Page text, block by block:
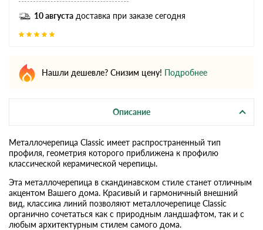
10 августа доставка при заказе сегодня
Нашли дешевле? Снизим цену! Подробнее
Описание
Металлочерепица Classic имеет распространенный тип
профиля, геометрия которого приближена к профилю
классической керамической черепицы.
Эта металлочерепица в скандинавском стиле станет отличным
акцентом Вашего дома. Красивый и гармоничный внешний
вид, классика линий позволяют металлочерепице Classic
органично сочетаться как с природным ландшафтом, так и с
любым архитектурным стилем самого дома.